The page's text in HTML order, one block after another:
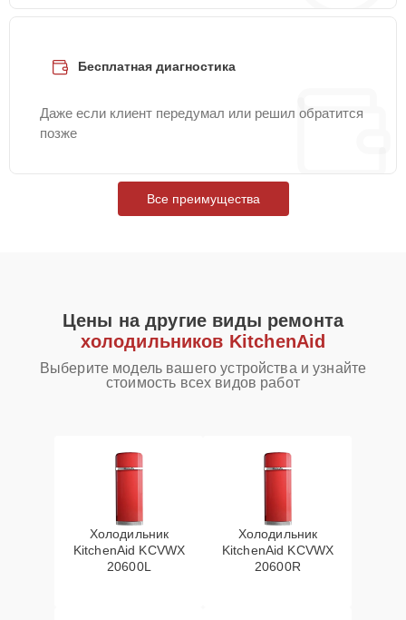
Бесплатная диагностика
Даже если клиент передумал или решил обратится
позже
Все преимущества
Цены на другие виды ремонта
холодильников KitchenAid
Выберите модель вашего устройства и узнайте
стоимость всех видов работ
Холодильник
KitchenAid KCVWX
20600L
Холодильник
KitchenAid KCVWX
20600R